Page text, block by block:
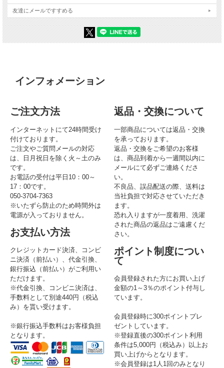
友達にメールですすめる
インフォメーション
ご注文方法
インターネットにて24時間受け
付けております。
ご注文やご質問メールの対応
は、日月祝日を除く火～土のみ
です。
お電話の受付は平日10：00～
17：00です。
050-3704-7363
※いたずら防止のため時間外は
電源が入っておりません。
お支払い方法
クレジットカード決済、コンビ
ニ決済（前払い）、代金引換、
銀行振込（前払い）がご利用い
ただけます。
※代金引換、コンビニ決済は、
手数料として別途440円（税込
み）を貰い受けます。
※銀行振込手数料はお客様負担
となります。
返品・交換について
一部商品については返品・交換
を承っております。
返品・交換をご希望のお客様
は、商品到着から一週間以内に
メールにて必ずご連絡くださ
い。
不良品、誤品配送の際、送料は
当社負担で対応させていただき
ます。
恐れ入りますが一度着用、洗濯
された商品の返品はご遠慮くだ
さい。
ポイント制度につい
て
会員登録された方にお買い上げ
金額の1～3％のポイント付与し
ています。
会員登録時に300ポイントプレ
ゼントしています。
※登録直後の300ポイント利用
条件は5,000円（税込み）以上お
買い上げからとなります。
※会員登録は1人1回のみとなり